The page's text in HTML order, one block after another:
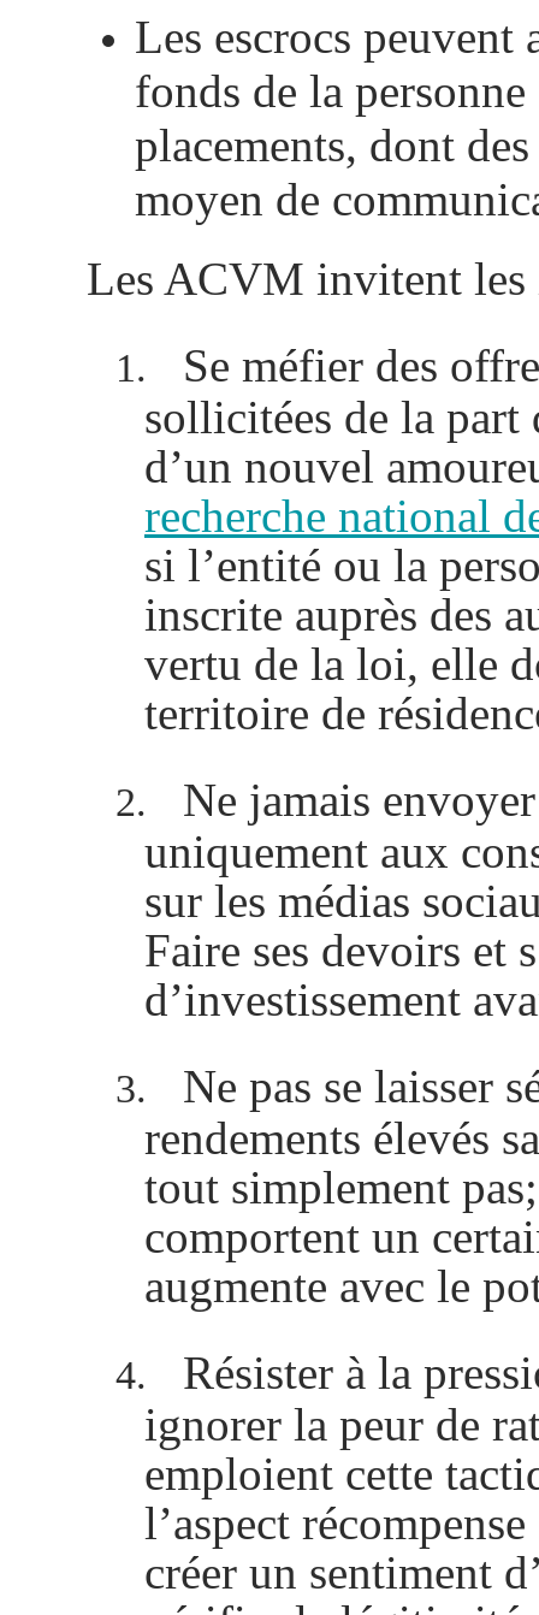
Les escrocs
fonds de la
placements, dont
moyen de
Les ACVM invitent les
1.
Se méfier des
sollicitées de la part
d’un nouvel
recherche national
si l’entité ou la
inscrite auprès des
vertu de la loi, elle
territoire de
2.
Ne jamais
uniquement aux
sur les médias
Faire ses devoirs et
d’investissement
3.
Ne pas se laisser
rendements élevés
tout simplement
comportent un
augmente avec le
4.
Résister à la
ignorer la peur de
emploient cette
l’aspect
créer un sentiment